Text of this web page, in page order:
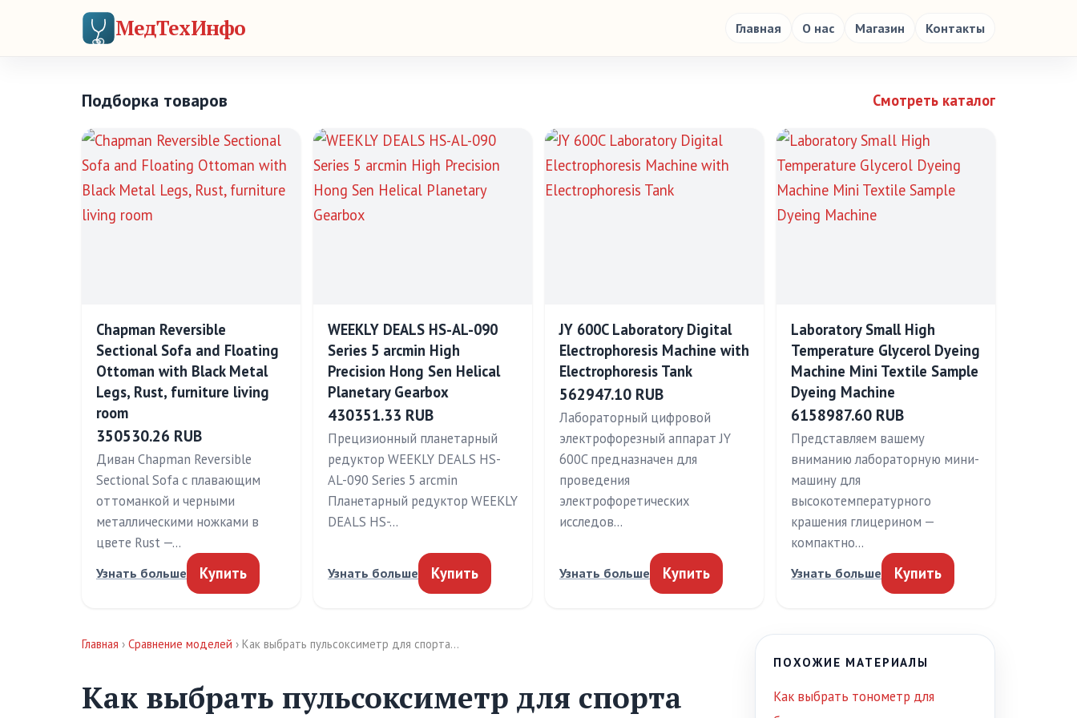
МедТехИнфо Главная О нас Магазин Контакты
Подборка товаров Смотреть каталог
Chapman Reversible
Sectional Sofa and Floating
Ottoman with Black Metal
Legs, Rust, furniture living
room
350530.26 RUB
Диван Chapman Reversible
Sectional Sofa с плавающим
оттоманкой и черными
металлическими ножками в
цвете Rust —…
Узнать больше Купить
WEEKLY DEALS HS-AL-090
Series 5 arcmin High
Precision Hong Sen Helical
Planetary Gearbox
430351.33 RUB
Прецизионный планетарный
редуктор WEEKLY DEALS HS-
AL-090 Series 5 arcmin
Планетарный редуктор WEEKLY
DEALS HS-…
Узнать больше Купить
JY 600C Laboratory Digital
Electrophoresis Machine with
Electrophoresis Tank
562947.10 RUB
Лабораторный цифровой
электрофорезный аппарат JY
600C предназначен для
проведения
электрофоретических
исследов…
Узнать больше Купить
Laboratory Small High
Temperature Glycerol Dyeing
Machine Mini Textile Sample
Dyeing Machine
6158987.60 RUB
Представляем вашему
вниманию лабораторную мини-
машину для
высокотемпературного
крашения глицерином —
компактно…
Узнать больше Купить
Главная › Сравнение моделей › Как выбрать пульсоксиметр для спорта…
Как выбрать пульсоксиметр для спорта
ПОХОЖИЕ МАТЕРИАЛЫ
Как выбрать тонометр для